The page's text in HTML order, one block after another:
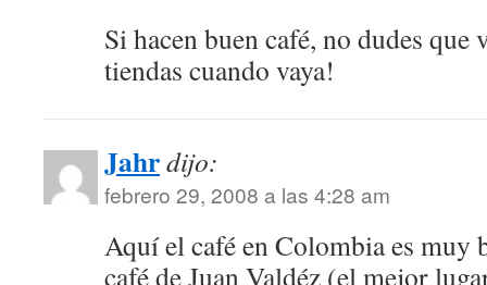
Si hacen buen café, no dudes que
tiendas cuando vaya!
Jahrdijo:
febrero 29, 2008 a las 4:28 am
Aquí el café en Colombia es muy
café de Juan Valdéz (el mejor